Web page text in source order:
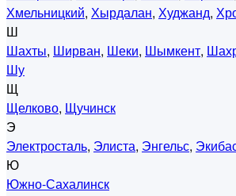
Хмельницкий, Хырдалан, Худжанд,
Ш
Шахты, Ширван, Шеки, Шымкент,
Шу
Щ
Щелково, Щучинск
Э
Электросталь, Элиста, Энгельс,
Ю
Южно-Сахалинск